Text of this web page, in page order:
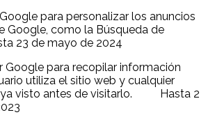
para personalizar los anuncios
Google, como la Búsqueda de
de mayo de 2024
para recopilar información
utiliza el sitio web y cualquier
visto antes de visitarlo. Hasta 2